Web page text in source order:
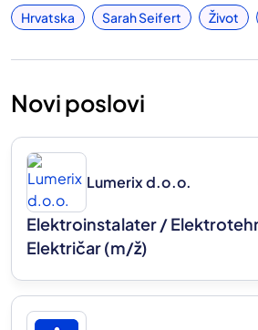
Hrvatska Sarah Seifert Život
Novi poslovi
Lumerix d.o.o.
Elektroinstalater /
Električar(m/ž)